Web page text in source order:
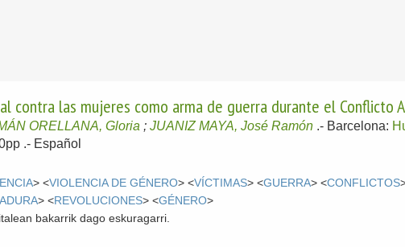
contra las mujeres como arma de guerra durante el Conflicto
ORELLANA, Gloria ;JUANIZ MAYA, José Ramón .- Barcelona:
.- Español
> <VIOLENCIA DE GÉNERO> <VÍCTIMAS> <GUERRA> <CONFLICTOS
> <REVOLUCIONES> <GÉNERO>
bakarrik dago eskuragarri.